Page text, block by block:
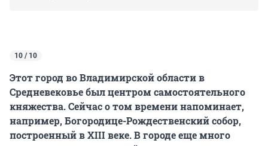
10 / 10
Этот город во Владимирской области в
Средневековье был центром самостоятельного
княжества. Сейчас о том времени напоминает,
например, Богородице-Рождественский собор,
построенный в XIII веке. В городе еще много